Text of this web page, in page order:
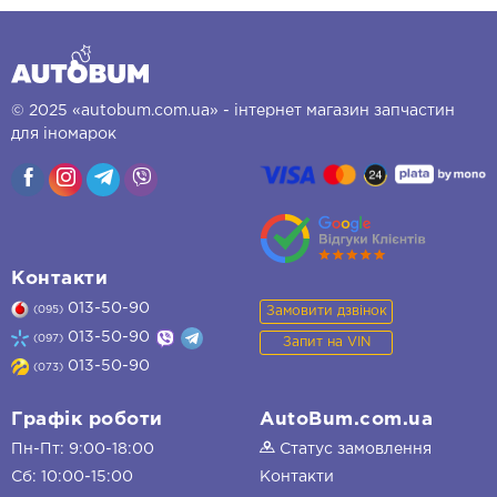
© 2025 «autobum.com.ua» - інтернет магазин запчастин
для іномарок
Контакти
(095) 013-50-90
(097) 013-50-90
(073) 013-50-90
Замовити дзвінок
Запит на VIN
Графік роботи
Пн-Пт: 9:00-18:00
Сб: 10:00-15:00
AutoBum.com.ua
Статус замовлення
Контакти